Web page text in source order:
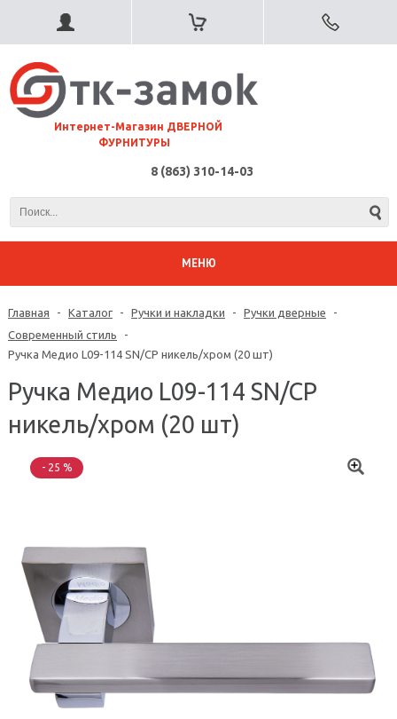
⠀Интернет-Магазин ДВЕРНОЙ
ФУРНИТУРЫ
8 (863) 310-14-03
МЕНЮ
Главная - Каталог - Ручки и накладки - Ручки дверные
-
Современный стиль
-
Ручка Медио L09-114 SN/CP никель/хром (20 шт)
Ручка Медио L09-114 SN/CP
никель/хром (20 шт)
- 25 %